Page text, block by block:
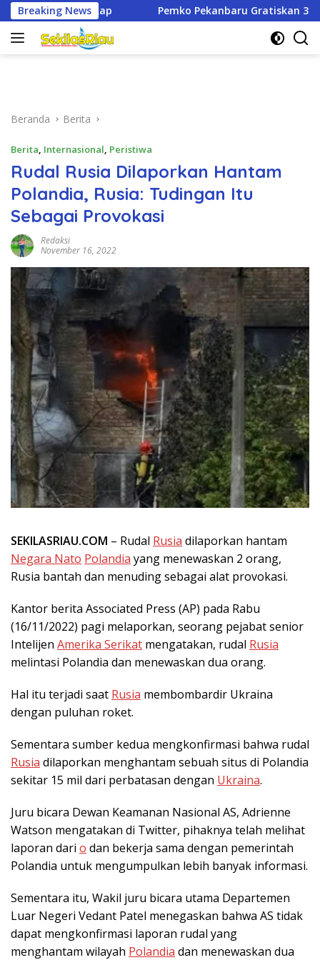
Langsung
ke
konten
Breaking News
Pemko Pekanbaru Gratiskan 3 Pasang Seragam Sekolah
Beranda Berita
Berita, Internasional, Peristiwa
Rudal Rusia Dilaporkan Hantam
Polandia, Rusia: Tudingan Itu
Sebagai Provokasi
Redaksi
November 16, 2022
SEKILASRIAU.COM – Rudal Rusia dilaporkan hantam
Negara Nato Polandia yang menewaskan 2 orang,
Rusia bantah dan menuding sebagai alat provokasi.
Kantor berita Associated Press (AP) pada Rabu
(16/11/2022) pagi melaporkan, seorang pejabat senior
Intelijen Amerika Serikat mengatakan, rudal Rusia
melintasi Polandia dan menewaskan dua orang.
Hal itu terjadi saat Rusia membombardir Ukraina
dengan puluhan roket.
Sementara sumber kedua mengkonfirmasi bahwa rudal
Rusia dilaporkan menghantam sebuah situs di Polandia
sekitar 15 mil dari perbatasan dengan Ukraina.
Juru bicara Dewan Keamanan Nasional AS, Adrienne
Watson mengatakan di Twitter, pihaknya telah melihat
laporan dari o dan bekerja sama dengan pemerintah
Polandia untuk mengumpulkan lebih banyak informasi.
Sementara itu, Wakil juru bicara utama Departemen
Luar Negeri Vedant Patel menegaskan bahwa AS tidak
dapat mengkonfirmasi laporan rudal yang
menghantam wilayah Polandia dan menewaskan dua